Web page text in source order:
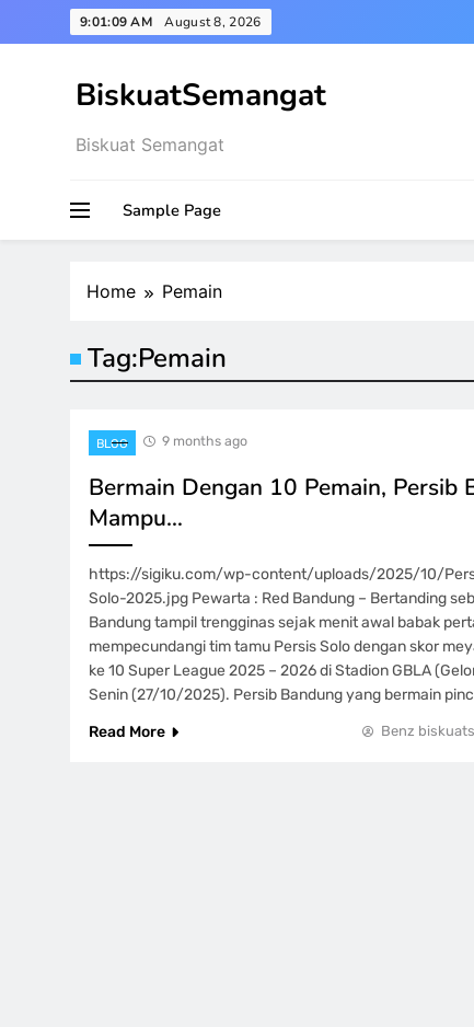
to
9:01:10 AM August 8, 2026
BiskuatSemangat
Biskuat Semangat
Sample Page
Home Pemain
Tag:Pemain
BLOG 9 months ago
Bermain Dengan 10 Pemain, Persib
Mampu…
https://sigiku.com/wp-content/uploads/2025/10/
Solo-2025.jpg Pewarta : Red Bandung – Bertanding
Bandung tampil trengginas sejak menit awal babak
mempecundangi tim tamu Persis Solo dengan skor
ke 10 Super League 2025 – 2026 di Stadion GBLA
Senin (27/10/2025). Persib Bandung yang bermain
Read More
Benz